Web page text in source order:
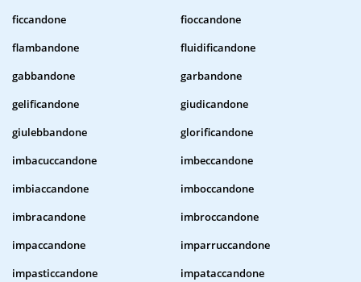
ficcandone
fioccandone
flambandone
fluidificandone
gabbandone
garbandone
gelificandone
giudicandone
giulebbandone
glorificandone
imbacuccandone
imbeccandone
imbiaccandone
imboccandone
imbracandone
imbroccandone
impaccandone
imparruccandone
impasticcandone
impataccandone